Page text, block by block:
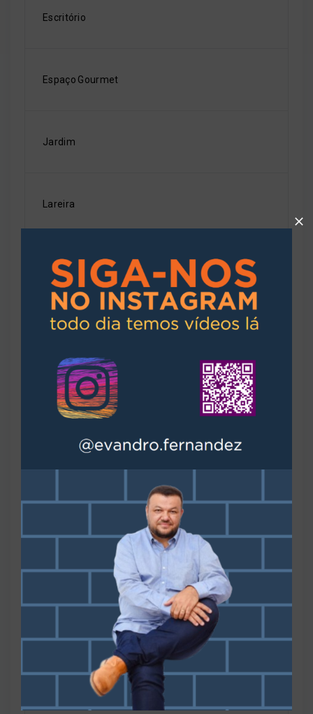
Escritório
Espaço Gourmet
Jardim
Lareira
Perto de transporte público
Perto de vias de acesso
Rua asfaltada
Sala de jantar
públicos essenciais
Área de lazer